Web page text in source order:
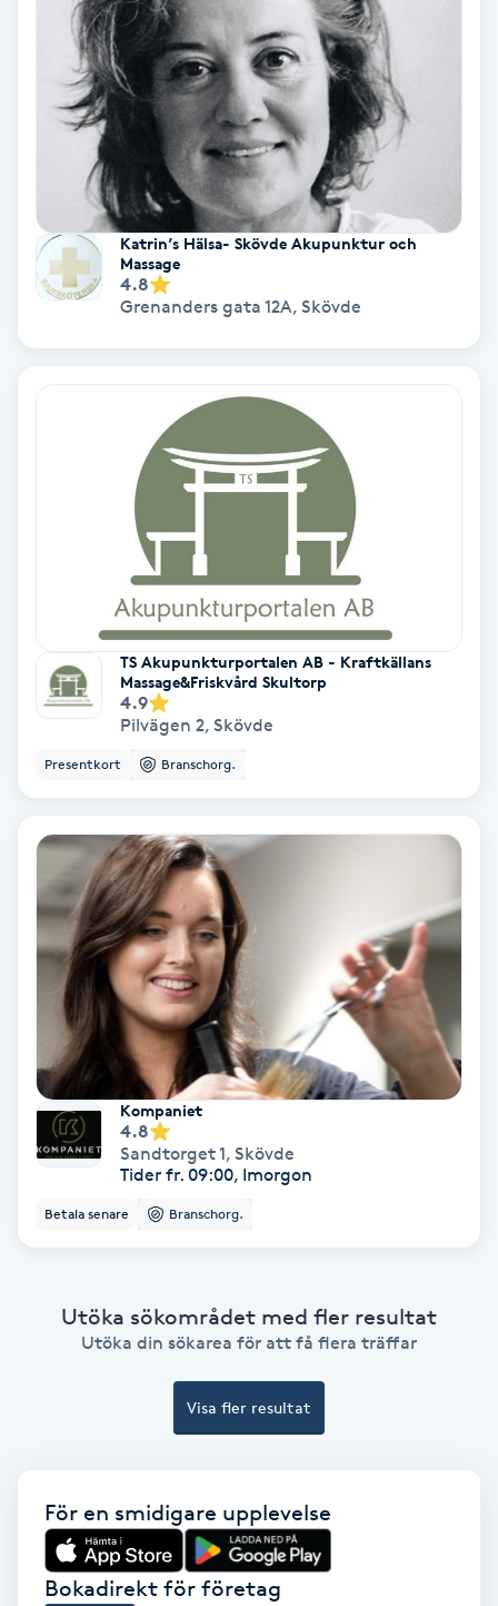
Ansiktsbehandling djuprengörande
Babylights
Balayage
Bambumassage
Barber
Brynformning
Brynfärgning
Brynplockning
Bröllopsuppsättning
Celluliter
Coachning
Color correction
Cryoterapi
Damklippning
Dermapen
Extensions borttagning
Eyeliner-tatuering
Katrin’s Hälsa- Skövde Akupunktur och
Massage
4.8
Grenanders gata 12A, Skövde
TS Akupunkturportalen AB - Kraftkällans
Massage&Friskvård Skultorp
4.9
Pilvägen 2, Skövde
Presentkort Branschorg.
Kompaniet
4.8
Sandtorget 1, Skövde
Tider fr. 09:00, Imorgon
Betala senare Branschorg.
Utöka sökområdet med fler resultat
Utöka din sökarea för att få flera träffar
Visa fler resultat
För en smidigare upplevelse
Bokadirekt för företag